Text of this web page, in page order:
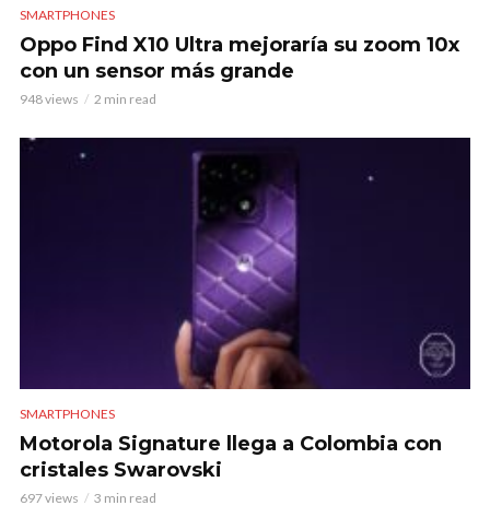
SMARTPHONES
Oppo Find X10 Ultra mejoraría su zoom 10x
con un sensor más grande
948 views 2 min read
SMARTPHONES
Motorola Signature llega a Colombia con
cristales Swarovski
697 views 3 min read